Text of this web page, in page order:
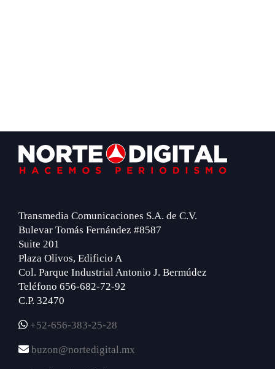
Footer
Transmedia Comunicaciones S.A. de C.V.
Bulevar Tomás Fernández #8587
Suite 201
Plaza Olivos, Edificio A
Col. Parque Industrial Antonio J. Bermúdez
Teléfono 656-682-72-92
C.P. 32470
+52-656-383-25-28
buzon@nortedigital.mx